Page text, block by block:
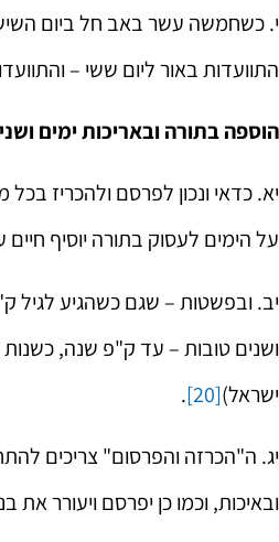
י. כשחמשה עשר באב חל ביום
התוועדות באור ליום ששי –
הוספה בתורה ובאריכות ימים
יא. כדאי ונכון לפרסם ולהכריז
על הימים לעסוק בתורה יוסיף חיים
יב. ובפשטות – שגם כשהגיע לגיל
ושנים טובות – עד ק"פ שנה, כשנות
ישראל)[20]
.
יג. ה"הכרזה והפרסום" צריכים
ובאיכות, וכמו כן יפרסם ויעורר את